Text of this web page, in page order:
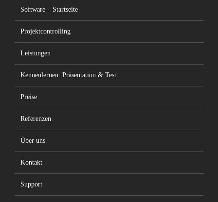
Software – Startseite
Projektcontrolling
Leistungen
Kennenlernen: Präsentation & Test
Preise
Referenzen
Über uns
Kontakt
Support